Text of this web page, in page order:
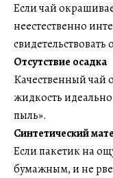
Если чай
неестественно
Отсутствие осадка
Качественный чай
жидкость
пыль».
Синтетический
Если пакетик на
бумажным, и не